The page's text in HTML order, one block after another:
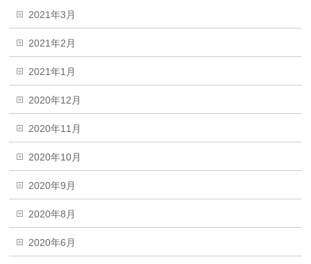
2021年3月
2021年2月
2021年1月
2020年12月
2020年11月
2020年10月
2020年9月
2020年8月
2020年6月